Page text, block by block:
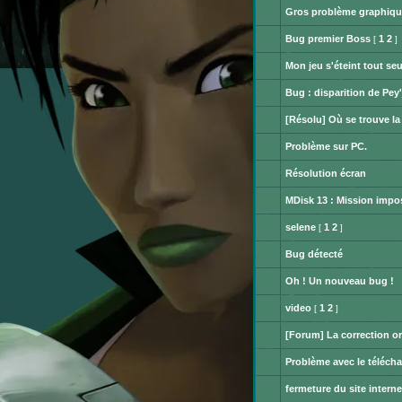
messages.
message
non
lu
Aucun
message
non
lu
Gros problème
Aucun
message
non
lu
Bug premier Boss[ 1 2]
Aucun
message
non
lu
Mon jeu s'éteint tout
Aucun
message
non
lu
Bug : disparition de
Aucun
message
non
lu
[Résolu] Où se trouve la
Aucun
message
non
lu
Problème sur PC.
Aucun
message
non
lu
Résolution écran
Aucun
message
non
lu
MDisk 13 : Mission
Aucun
message
non
lu
selene[ 1 2]
Aucun
message
non
lu
Bug détecté
Aucun
message
non
lu
Oh ! Un nouveau bug !
Aucun
message
non
lu
video[ 1 2]
Aucun
message
non
lu
[Forum] La correction
Aucun
message
non
Problème avec le
fermeture du site